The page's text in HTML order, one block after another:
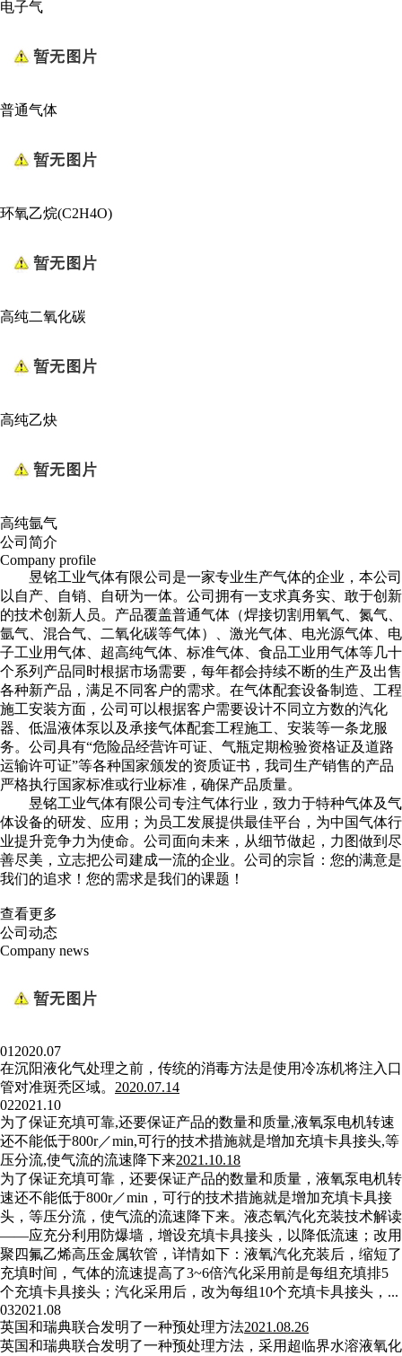
电子气
普通气体
环氧乙烷(C2H4O)
高纯二氧化碳
高纯乙炔
高纯氩气
公司简介
Company profile
昱铭工业气体有限公司是一家专业生产气体的企业，本公司
以自产、自销、自研为一体。公司拥有一支求真务实、敢于创新
的技术创新人员。产品覆盖普通气体（焊接切割用氧气、氮气、
氩气、混合气、二氧化碳等气体）、激光气体、电光源气体、电
子工业用气体、超高纯气体、标准气体、食品工业用气体等几十
个系列产品同时根据市场需要，每年都会持续不断的生产及出售
各种新产品，满足不同客户的需求。在气体配套设备制造、工程
施工安装方面，公司可以根据客户需要设计不同立方数的汽化
器、低温液体泵以及承接气体配套工程施工、安装等一条龙服
务。公司具有“危险品经营许可证、气瓶定期检验资格证及道路
运输许可证”等各种国家颁发的资质证书，我司生产销售的产品
严格执行国家标准或行业标准，确保产品质量。
昱铭工业气体有限公司专注气体行业，致力于特种气体及气
体设备的研发、应用；为员工发展提供最佳平台，为中国气体行
业提升竞争力为使命。公司面向未来，从细节做起，力图做到尽
善尽美，立志把公司建成一流的企业。公司的宗旨：您的满意是
我们的追求！您的需求是我们的课题！
查看更多
公司动态
Company news
01 2020.07
在沉阳液化气处理之前，传统的消毒方法是使用冷冻机将注入口
管对准斑秃区域。 2020.07.14
022021.10
为了保证充填可靠,还要保证产品的数量和质量,液氧泵电机转速
还不能低于800r／min,可行的技术措施就是增加充填卡具接头,等
压分流,使气流的流速降下来2021.10.18
为了保证充填可靠，还要保证产品的数量和质量，液氧泵电机转
速还不能低于800r／min，可行的技术措施就是增加充填卡具接
头，等压分流，使气流的流速降下来。液态氧汽化充装技术解读
——应充分利用防爆墙，增设充填卡具接头，以降低流速；改用
聚四氟乙烯高压金属软管，详情如下：液氧汽化充装后，缩短了
充填时间，气体的流速提高了3~6倍汽化采用前是每组充填排5
个充填卡具接头；汽化采用后，改为每组10个充填卡具接头，...
032021.08
英国和瑞典联合发明了一种预处理方法2021.08.26
英国和瑞典联合发明了一种预处理方法，采用超临界水溶液氧化